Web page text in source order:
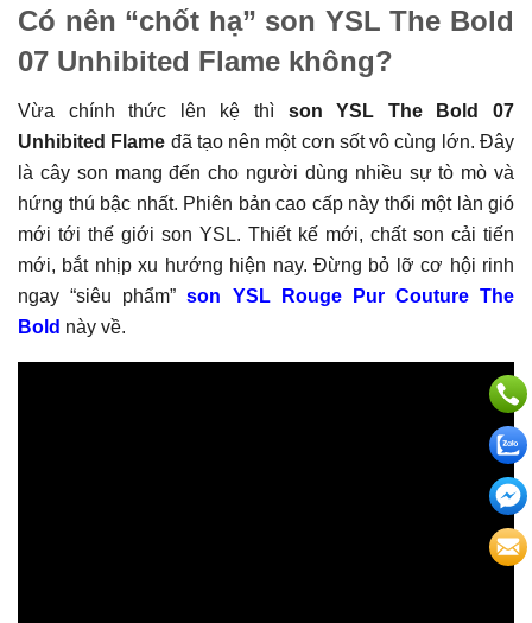
Có nên “chốt hạ” son YSL The Bold
07 Unhibited Flame không?
Vừa chính thức lên kệ thì son YSL The Bold 07
Unhibited Flame đã tạo nên một cơn sốt vô cùng lớn. Đây
là cây son mang đến cho người dùng nhiều sự tò mò và
hứng thú bậc nhất. Phiên bản cao cấp này thổi một làn gió
mới tới thế giới son YSL. Thiết kế mới, chất son cải tiến
mới, bắt nhịp xu hướng hiện nay. Đừng bỏ lỡ cơ hội rinh
ngay “siêu phẩm”son YSL Rouge Pur Couture The
Bold này về.